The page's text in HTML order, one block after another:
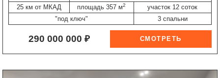
25 км от МКАД
площадь 357 м2
участок 12 соток
"под ключ"
3 спальни
290 000 000 ₽